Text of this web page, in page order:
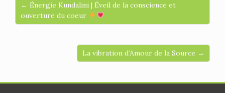
← Énergie Kundalini | Éveil de la conscience et
ouverture du coeur
La vibration d’Amour de la Source →